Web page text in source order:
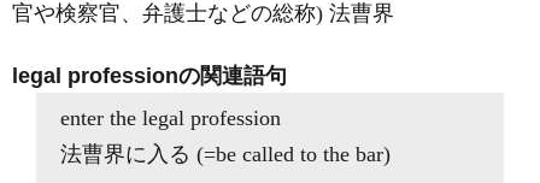
官や検察官、弁護士などの総称) 法曹界
legal professionの関連語句
enter the legal profession
法曹界に入る (=be called to the bar)